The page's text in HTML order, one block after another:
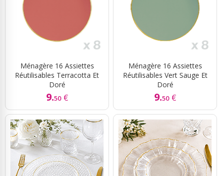
Ménagère 16 Assiettes
Réutilisables Terracotta Et
Doré
9.50 €
Ménagère 16 Assiettes
Réutilisables Vert Sauge Et
Doré
9.50 €